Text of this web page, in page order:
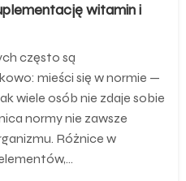
witamin i
często są
mieści się w normie —
wiele osób nie zdaje sobie
normy nie zawsze
Różnice w